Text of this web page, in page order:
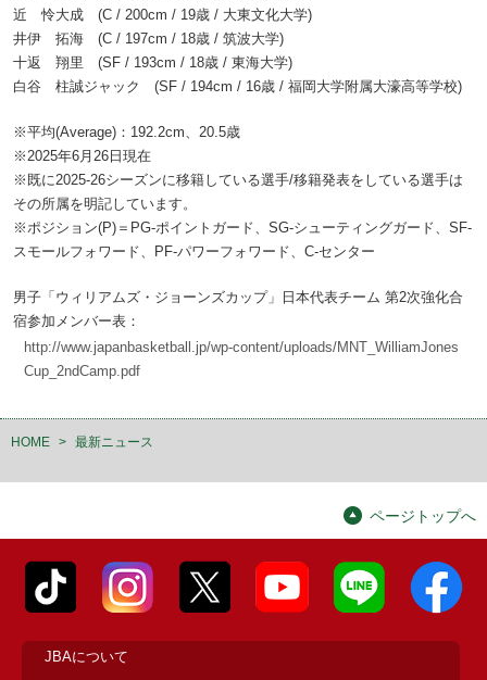
近 怜大成 (C / 200cm / 19歳 / 大東文化大学)
井伊 拓海 (C / 197cm / 18歳 / 筑波大学)
十返 翔里 (SF / 193cm / 18歳 / 東海大学)
白谷 柱誠ジャック (SF / 194cm / 16歳 / 福岡大学附属大濠高等学校)
※平均(Average)：192.2cm、20.5歳
※2025年6月26日現在
※既に2025-26シーズンに移籍している選手/移籍発表をしている選手は
その所属を明記しています。
※ポジション(P)＝PG-ポイントガード、SG-シューティングガード、SF-
スモールフォワード、PF-パワーフォワード、C-センター
男子「ウィリアムズ・ジョーンズカップ」日本代表チーム 第2次強化合
宿参加メンバー表：
http://www.japanbasketball.jp/wp-content/uploads/MNT_WilliamJones
Cup_2ndCamp.pdf
HOME > 最新ニュース
ページトップへ
JBAについて